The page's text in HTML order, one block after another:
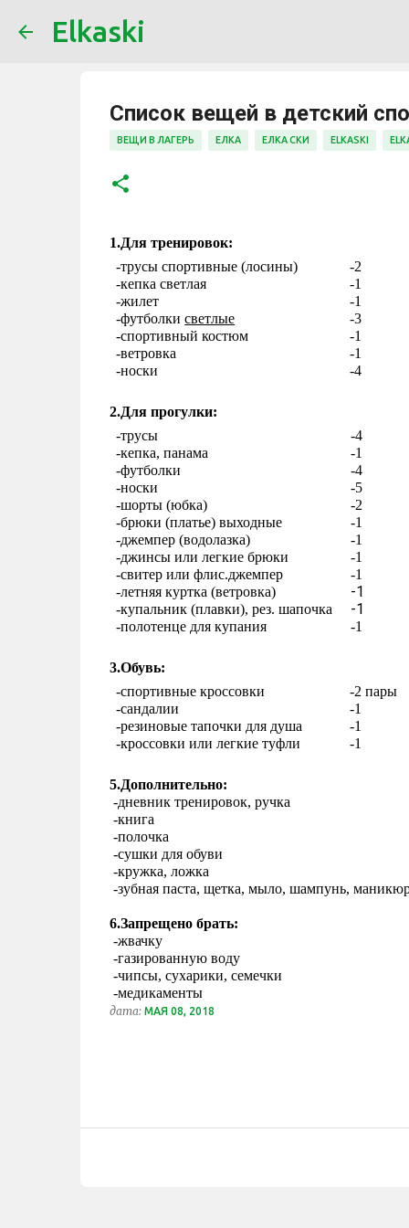
Elkaski
Список вещей в детский
ВЕЩИ В ЛАГЕРЬ ЕЛКА ЕЛКА СКИ ELKASKI
1.Для тренировок:
-трусы спортивные (лосины)
-кепка светлая
-жилет
-футболки светлые
-спортивный костюм
-ветровка
-носки
-2
-1
-1
-3
-1
-1
-4
2.Для прогулки:
-трусы
-кепка, панама
-футболки
-носки
-шорты (юбка)
-брюки (платье) выходные
-джемпер (водолазка)
-джинсы или легкие брюки
-свитер или флис.джемпер
-летняя куртка (ветровка)
-купальник (плавки), рез. шапочка
-полотенце для купания
-4
-1
-4
-5
-2
-1
-1
-1
-1
-1
-1
-1
3.Обувь:
-спортивные кроссовки
-сандалии
-резиновые тапочки для душа
-кроссовки или легкие туфли
-2 пары
-1
-1
-1
5.Дополнительно:
-дневник тренировок, ручка
-книга
-полочка
-сушки для обуви
-кружка, ложка
-зубная паста, щетка, мыло, шампунь,
6.Запрещено брать:
-жвачку
-газированную воду
-чипсы, сухарики, семечки
-медикаменты
дата: МАЯ 08, 2018